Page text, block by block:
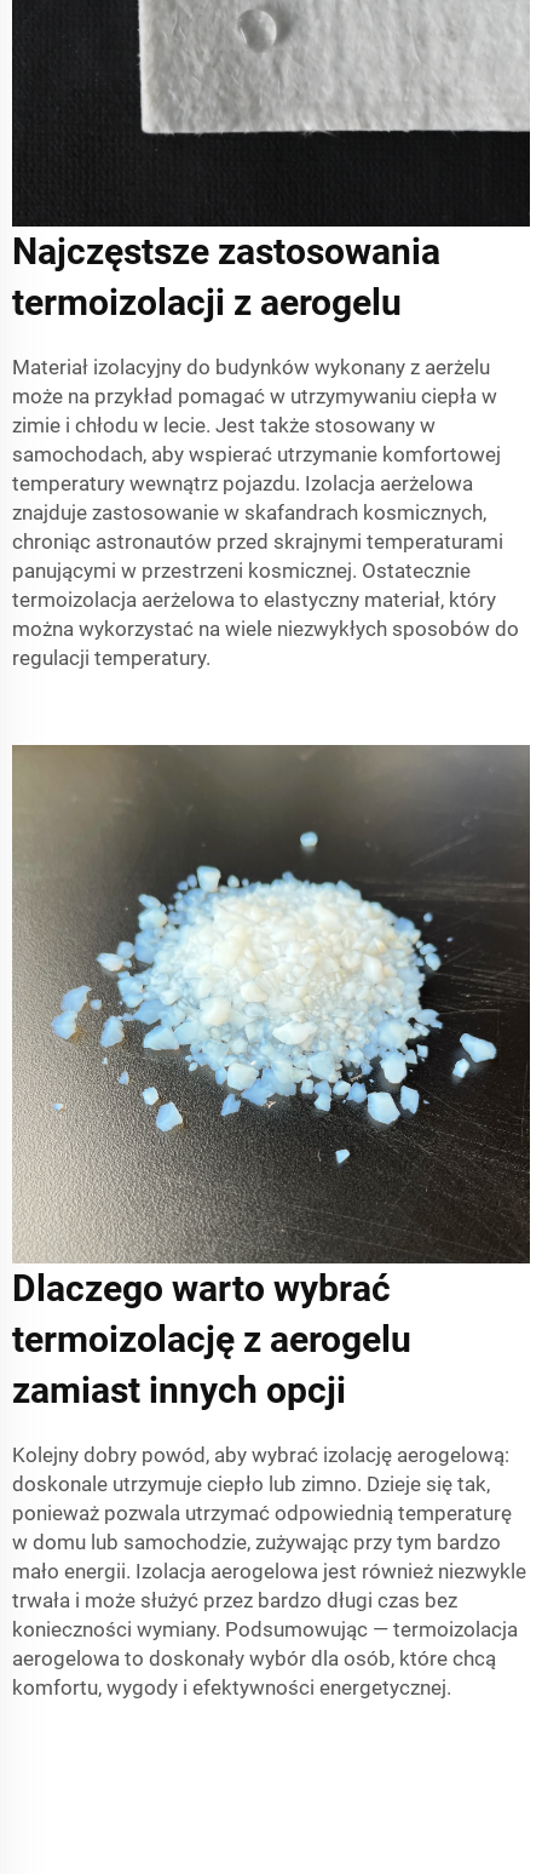
Najczęstsze zastosowania
termoizolacji z aerogelu
Materiał izolacyjny do budynków wykonany z aerżelu
może na przykład pomagać w utrzymywaniu ciepła w
zimie i chłodu w lecie. Jest także stosowany w
samochodach, aby wspierać utrzymanie komfortowej
temperatury wewnątrz pojazdu. Izolacja aerżelowa
znajduje zastosowanie w skafandrach kosmicznych,
chroniąc astronautów przed skrajnymi temperaturami
panującymi w przestrzeni kosmicznej. Ostatecznie
termoizolacja aerżelowa to elastyczny materiał, który
można wykorzystać na wiele niezwykłych sposobów do
regulacji temperatury.
Dlaczego warto wybrać
termoizolację z aerogelu
zamiast innych opcji
Kolejny dobry powód, aby wybrać izolację aerogelową:
doskonale utrzymuje ciepło lub zimno. Dzieje się tak,
ponieważ pozwala utrzymać odpowiednią temperaturę
w domu lub samochodzie, zużywając przy tym bardzo
mało energii. Izolacja aerogelowa jest również niezwykle
trwała i może służyć przez bardzo długi czas bez
konieczności wymiany. Podsumowując — termoizolacja
aerogelowa to doskonały wybór dla osób, które chcą
komfortu, wygody i efektywności energetycznej.